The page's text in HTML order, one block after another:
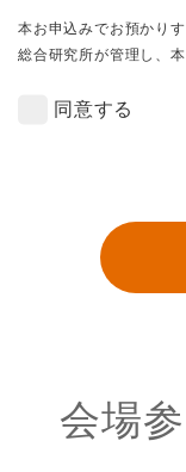
本お申込みでお預かり
総合研究所が管理し、
同意する
会場参